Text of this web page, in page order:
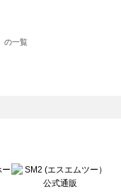
の一覧
モス）の一覧